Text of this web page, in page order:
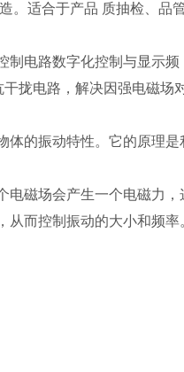
。适合于产品 质抽检、品
制电路数字化控制与显示频
拢电路，解决因强电磁场
体的振动特性。它的原理是
电磁场会产生一个电磁力，
从而控制振动的大小和频率